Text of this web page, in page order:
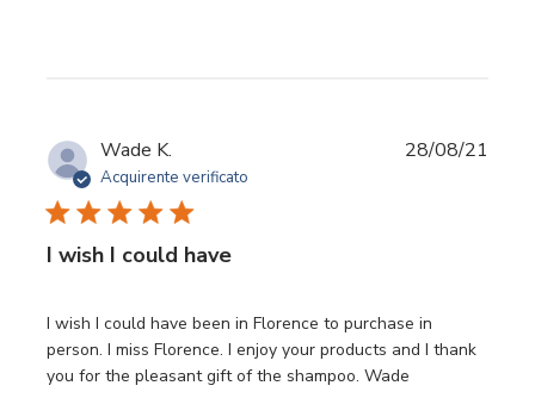
Wade K.
Acquirente verificato
I wish I could have
I wish I could have been in Florence to purchase in
person. I miss Florence. I enjoy your products and I thank
you for the pleasant gift of the shampoo. Wade
28/08/21